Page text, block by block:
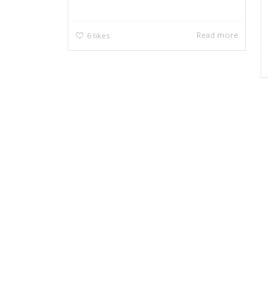
6 likes Read more